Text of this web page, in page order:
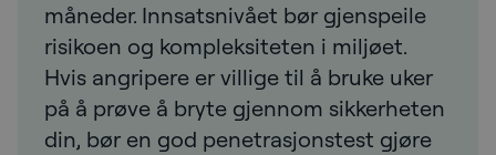
måneder. Innsatsnivået bør gjenspeile
risikoen og kompleksiteten i miljøet.
Hvis angripere er villige til å bruke uker
på å prøve å bryte gjennom sikkerheten
din, bør en god penetrasjonstest gjøre